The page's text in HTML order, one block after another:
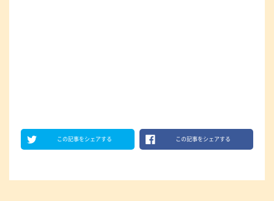
この記事をシェアする この記事をシェアする